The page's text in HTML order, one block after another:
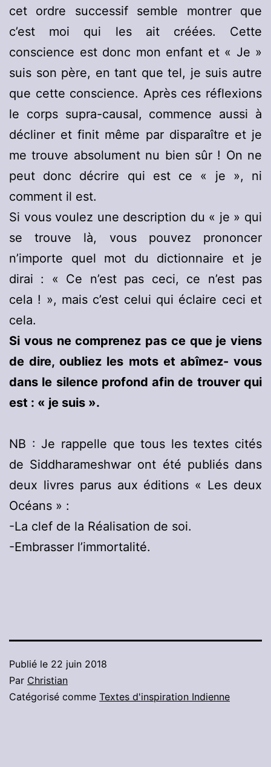
cet ordre successif semble montrer que
c’est moi qui les ait créées. Cette
conscience est donc mon enfant et « Je »
suis son père, en tant que tel, je suis autre
que cette conscience. Après ces réflexions
le corps supra-causal, commence aussi à
décliner et finit même par disparaître et je
me trouve absolument nu bien sûr ! On ne
peut donc décrire qui est ce « je », ni
comment il est.
Si vous voulez une description du « je » qui
se trouve là, vous pouvez prononcer
n’importe quel mot du dictionnaire et je
dirai : « Ce n’est pas ceci, ce n’est pas
cela ! », mais c’est celui qui éclaire ceci et
cela.
Si vous ne comprenez pas ce que je viens
de dire, oubliez les mots et abîmez- vous
dans le silence profond afin de trouver qui
est : « je suis ».
NB : Je rappelle que tous les textes cités
de Siddharameshwar ont été publiés dans
deux livres parus aux éditions « Les deux
Océans » :
-La clef de la Réalisation de soi.
-Embrasser l’immortalité.
Publié le 22 juin 2018
Par Christian
Catégorisé comme Textes d'inspiration Indienne